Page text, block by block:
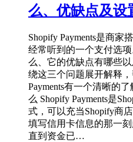
么、优缺点及设
Shopify Payments是商家
经常听到的一个支付选项
么、它的优缺点有哪些
绕这三个问题展开解释
Payments有一个清晰的
么 Shopify Payments是
式，可以充当Shopify商
填写信用卡信息的那一
直到资金已…